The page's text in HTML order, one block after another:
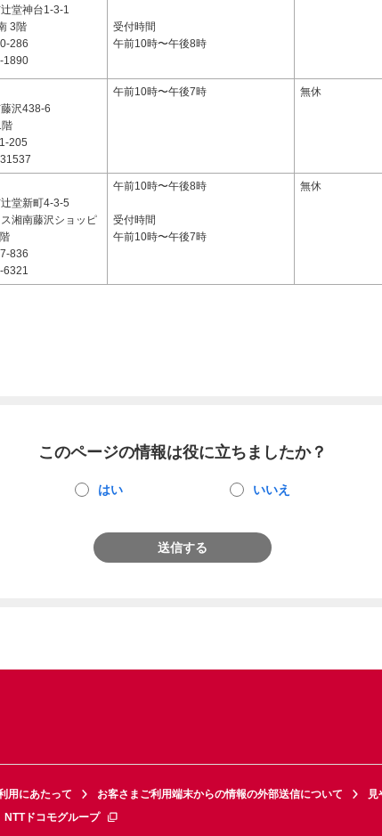
堂神台1-3-1
3階
286
1890
受付時間
午前10時〜午後8時
沢438-6
階
205
午前10時〜午後7時 無休
堂新町4-3-5
湘南藤沢ショッピ
836
6321
午前10時〜午後8時
受付時間
午前10時〜午後7時
無休
このページの情報は役に立ちましたか？
はい いいえ
送信する
用にあたって お客さまご利用端末からの情報の外部送信について
見
NTTドコモグループ